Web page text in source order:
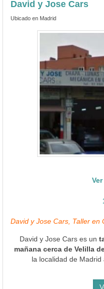
David y Jose Cars
Ubicado en Madrid
David y Jose Cars, Taller en
David y Jose Cars es un
mañana cerca de Velilla
la localidad de Madrid